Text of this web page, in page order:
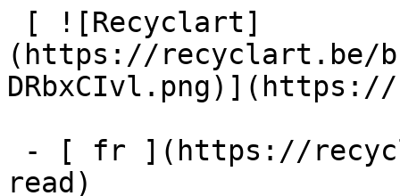
(https://recyclart.be/
read)